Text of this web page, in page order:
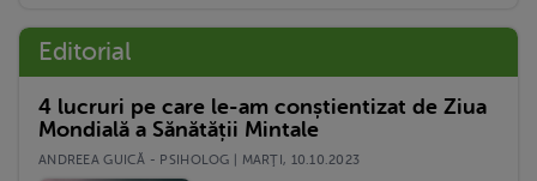
Editorial
4 lucruri pe care le-am conștientizat de Ziua
Mondială a Sănătății Mintale
ANDREEA GUICĂ - PSIHOLOG | MARŢI, 10.10.2023